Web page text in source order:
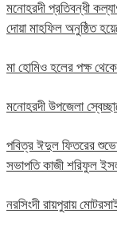
মনোহরদী প্রতিবন্ধী
দোয়া মাহফিল অনুষ্ঠিত
মা হোমিও হলের পক্ষ
মনোহরদী উপজেলা
পবিত্র ঈদুল ফিতরের
সভাপতি কাজী শরিফুল
নরসিংদী রায়পুরায়